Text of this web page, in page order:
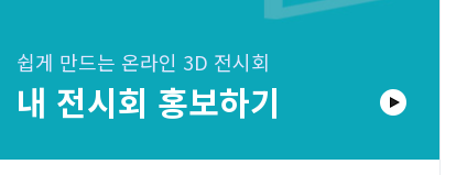
쉽게 만드는 온라인 3D 전시회
내 전시회 홍보하기